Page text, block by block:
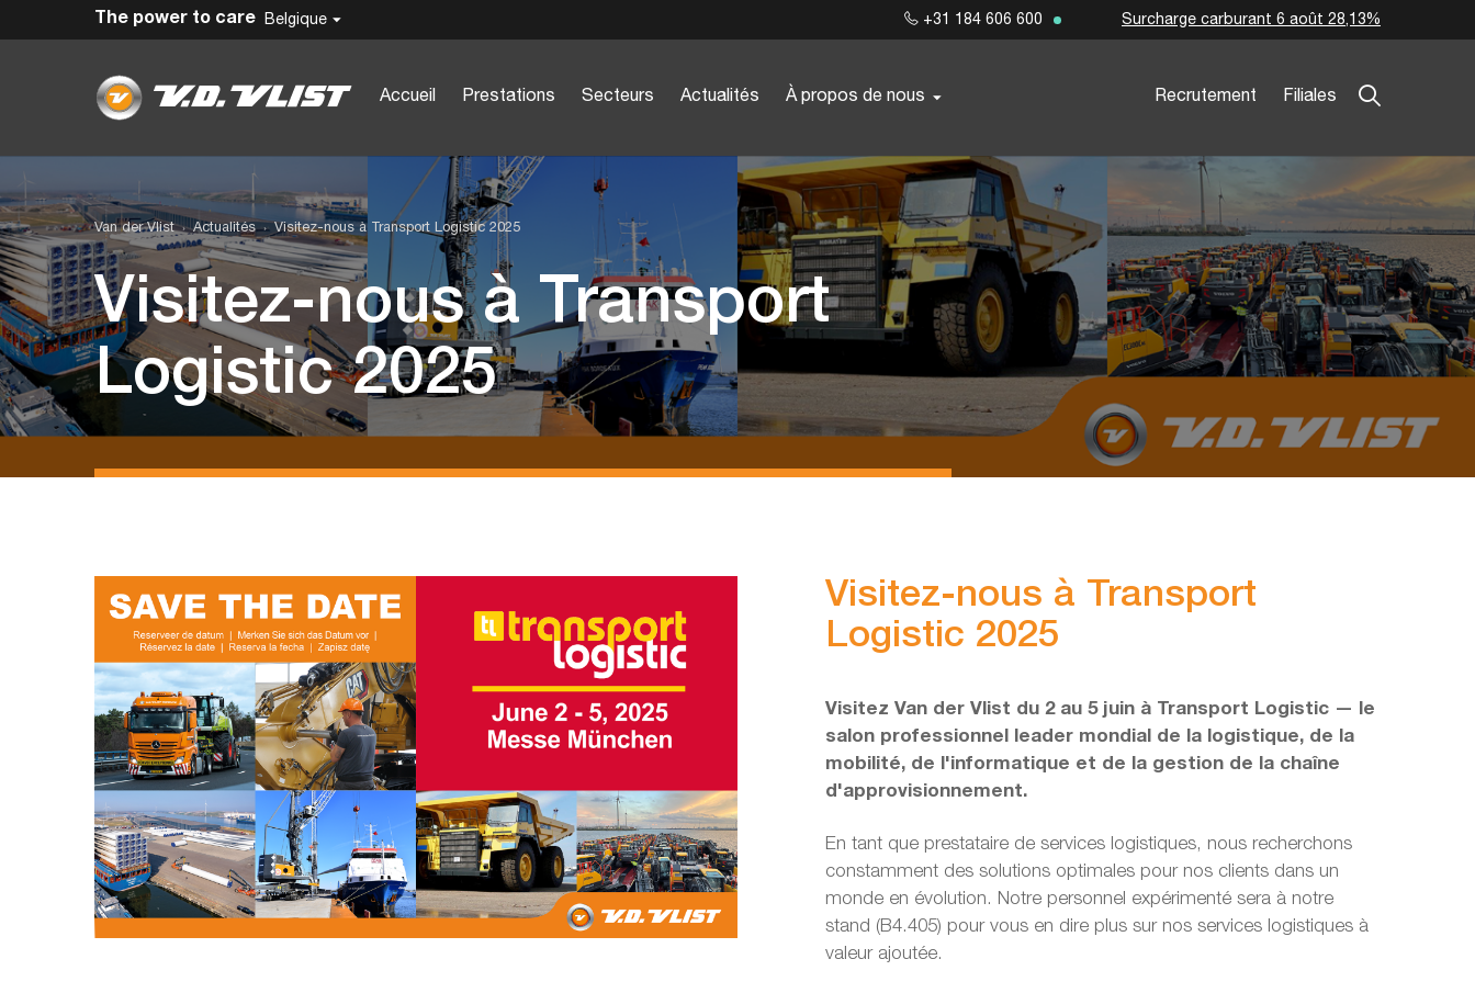
Belgique
Accueil Prestations Secteurs Actualités À propos de nous Recrutement Filiales
The power to care +31 184 606 600 Surcharge carburant 6 août 28,13%
Van der Vlist Actualités Visitez-nous à Transport Logistic 2025
Visitez-nous à Transport
Logistic 2025
Visitez-nous à Transport
Logistic 2025
Visitez Van der Vlist du 2 au 5 juin à Transport Logistic — le
salon professionnel leader mondial de la logistique, de la
mobilité, de l'informatique et de la gestion de la chaîne
d'approvisionnement.
En tant que prestataire de services logistiques, nous recherchons
constamment des solutions optimales pour nos clients dans un
monde en évolution. Notre personnel expérimenté sera à notre
stand (B4.405) pour vous en dire plus sur nos services logistiques à
valeur ajoutée.